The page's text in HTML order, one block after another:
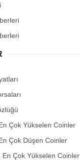
Çok Yükselen Coinler
Çok Düşen Coinler
En Çok Yükselen Coinler